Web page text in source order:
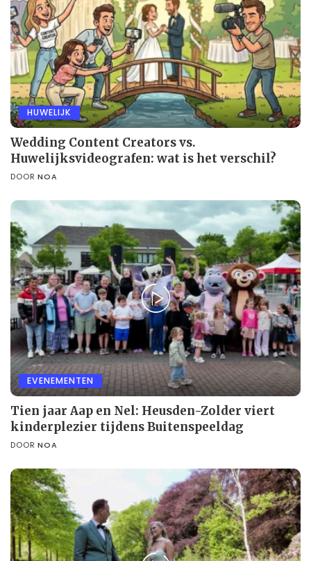
HUWELIJK
Wedding Content Creators vs.
Huwelijksvideografen: wat is het verschil?
DOOR NOA
EVENEMENTEN
Tien jaar Aap en Nel: Heusden-Zolder viert
kinderplezier tijdens Buitenspeeldag
DOOR NOA